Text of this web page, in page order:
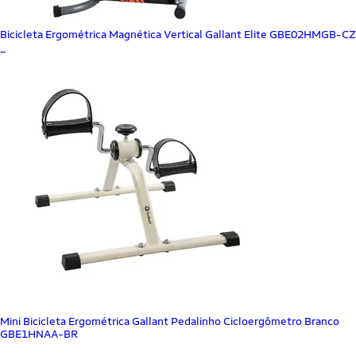
Bicicleta Ergométrica Magnética Vertical Gallant Elite GBE02HMGB-CZ
Mini Bicicleta Ergométrica Gallant Pedalinho Cicloergômetro Branco
GBE1HNAA-BR